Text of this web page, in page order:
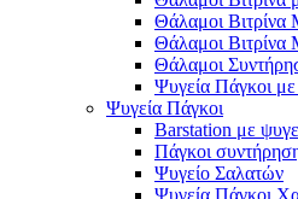
Θάλαμοι
Θάλαμοι
Θάλαμοι
Ψυγεία Πάγκοι
Ψυγεία Πάγκοι
Barstation με
Πάγκοι
Ψυγείο Σαλατών
Ψυγεία Πάγκοι